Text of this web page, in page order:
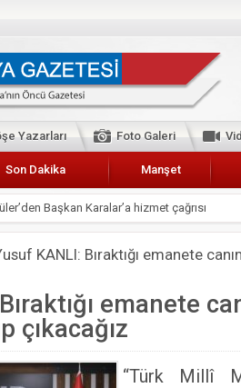
Yazarları Foto Galeri
Son Dakika Manşet
Başkan Karalar’a hizmet çağrısı
ve Kebapçılar Esnaf Odası Başkanı Şefik
Yücel
ODASI
asla erişemeyecekler
ÇUKUROVA’DA 2019 YILI PAMUK
KANLI: Bıraktığı emanete
emanete
çıkacağız
“Türk Millî